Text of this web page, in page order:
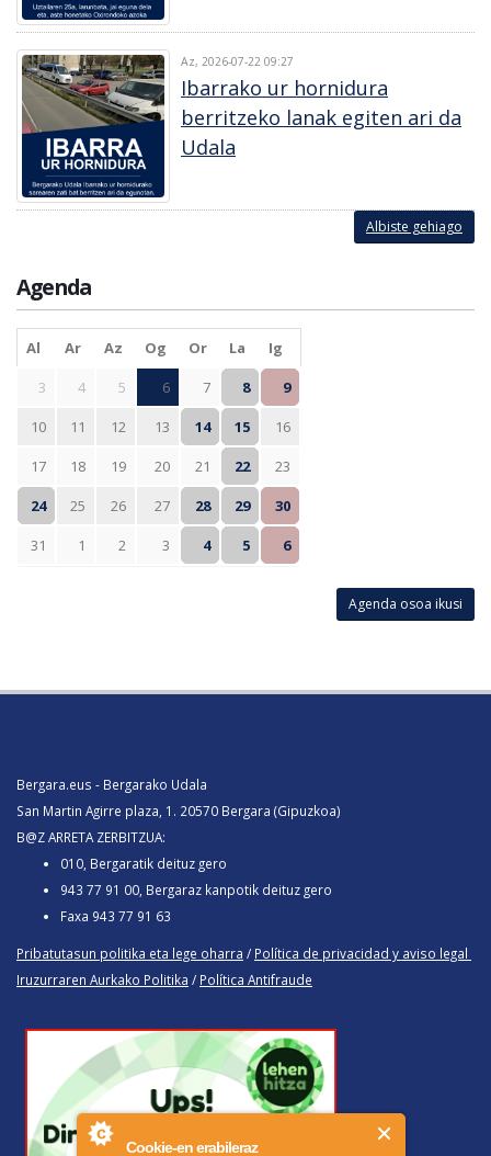
Cookie-en erabileraz
Az, 2026-07-22 09:27
Ibarrako ur hornidura
berritzeko lanak egiten ari da
Udala
Albiste gehiago
Agenda
Al Ar Az Og Or La
Ig
3
4 5 6 7 8
9
10
11 12 13 14 15
16
17
18 19 20 21 22
23
24
25 26 27 28 29
30
31
1 2 3 4 5 6
Agenda osoa ikusi
Bergara.eus - Bergarako Udala
San Martin Agirre plaza, 1. 20570 Bergara (Gipuzkoa)
B@Z ARRETA ZERBITZUA:
010, Bergaratik deituz gero
943 77 91 00, Bergaraz kanpotik deituz gero
Faxa 943 77 91 63
Pribatutasun politika eta lege oharra / Política de privacidad y aviso legal
Iruzurraren Aurkako Politika / Política Antifraude